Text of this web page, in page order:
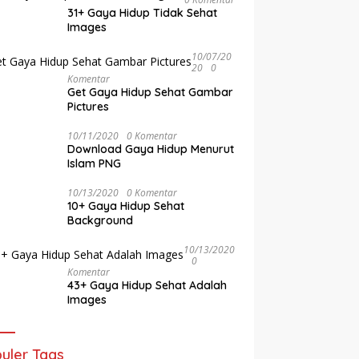
31+ Gaya Hidup Tidak Sehat
Images
10/07/20
20
0
Komentar
Get Gaya Hidup Sehat Gambar
Pictures
10/11/2020 0 Komentar
Download Gaya Hidup Menurut
Islam PNG
10/13/2020 0 Komentar
10+ Gaya Hidup Sehat
Background
10/13/2020
0
Komentar
43+ Gaya Hidup Sehat Adalah
Images
Tags